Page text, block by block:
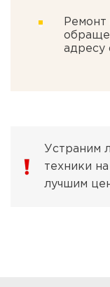
Ремонт
адресу
Устраним
техники
лучшим